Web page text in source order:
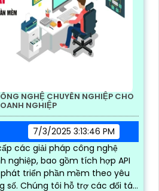
NGHỆ CHUYÊN NGHIỆP CHO
NGHIỆP
7/3/2025 3:13:46 PM
các giải pháp công nghệ
nghiệp, bao gồm tích hợp API
triển phần mềm theo yêu
đối tác